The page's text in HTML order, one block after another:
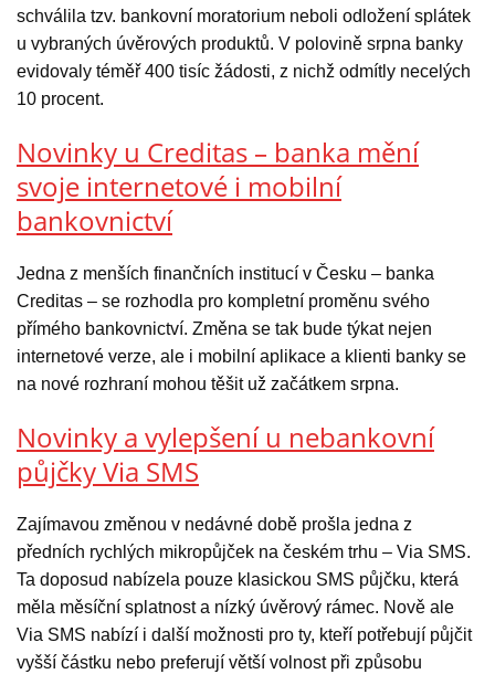
schválila tzv. bankovní moratorium neboli odložení splátek
u vybraných úvěrových produktů. V polovině srpna banky
evidovaly téměř 400 tisíc žádosti, z nichž odmítly necelých
10 procent.
Novinky u Creditas – banka mění
svoje internetové i mobilní
bankovnictví
Jedna z menších finančních institucí v Česku – banka
Creditas – se rozhodla pro kompletní proměnu svého
přímého bankovnictví. Změna se tak bude týkat nejen
internetové verze, ale i mobilní aplikace a klienti banky se
na nové rozhraní mohou těšit už začátkem srpna.
Novinky a vylepšení u nebankovní
půjčky Via SMS
Zajímavou změnou v nedávné době prošla jedna z
předních rychlých mikropůjček na českém trhu – Via SMS.
Ta doposud nabízela pouze klasickou SMS půjčku, která
měla měsíční splatnost a nízký úvěrový rámec. Nově ale
Via SMS nabízí i další možnosti pro ty, kteří potřebují půjčit
vyšší částku nebo preferují větší volnost při způsobu